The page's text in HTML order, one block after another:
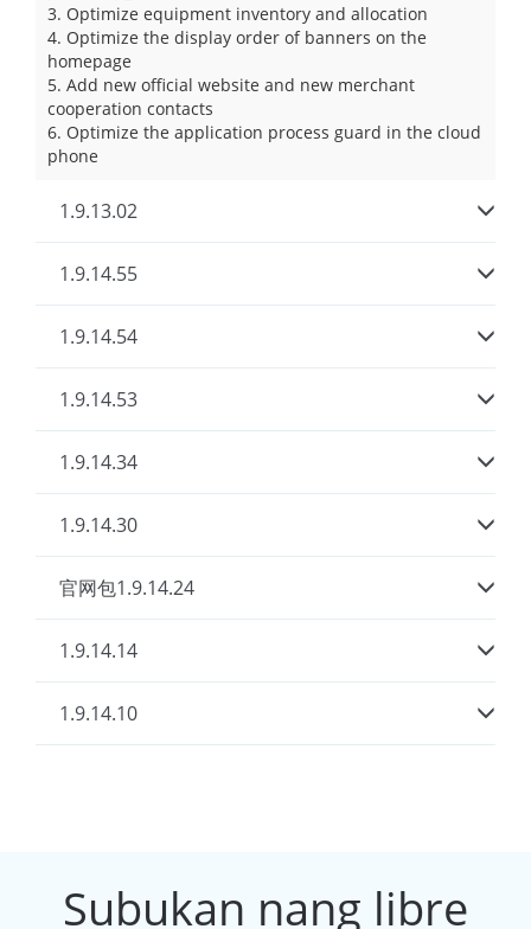
3. Optimize equipment inventory and allocation
4. Optimize the display order of banners on the
homepage
5. Add new official website and new merchant
cooperation contacts
6. Optimize the application process guard in the cloud
phone
1.9.13.02
1.9.14.55
1.9.14.54
1.9.14.53
1.9.14.34
1.9.14.30
官网包1.9.14.24
1.9.14.14
1.9.14.10
Subukan nang libre